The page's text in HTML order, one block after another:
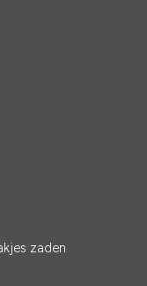
zaden